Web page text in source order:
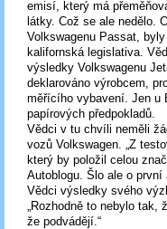
emisí, který má
látky. Což se ale nedělo.
Volkswagenu Passat,
kalifornská legislativa.
výsledky Volkswagenu
deklarováno výrobcem,
měřícího vybavení. Jen u
papírových předpokladů.
Vědci v tu chvíli neměli
vozů Volkswagen. „Z
který by položil celou
Autoblogu. Šlo ale o první
Vědci výsledky svého
„Rozhodně to nebylo tak,
že podvádějí.“